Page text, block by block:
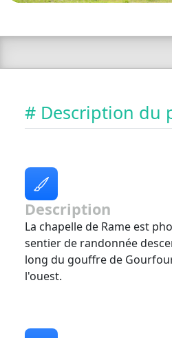
# Description du
Description
La chapelle de Rame est
sentier de randonnée
long du gouffre de
l'ouest.